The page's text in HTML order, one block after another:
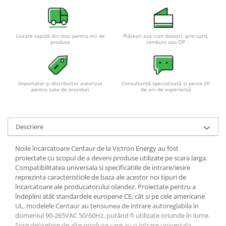
Redresoare, incarcatoare si testere
Redresoare auto, moto, barci si
stationare
UPS pentru centrale termice si
sisteme de urgenta - acumulator
extern
UPS Calculatoare si Servere
Stabilizatoare Tensiune
PDUs unitati de distributie a
energiei electrice
Cabinete baterii
Acumulatori UPS
Drumetii / Camping
Accesorii
Frigidere portabile
Livrare rapidă din stoc pentru mii de
produse
Plătești așa cum dorești, prin card,
ramburs sau OP
Importator și distribuitor autorizat
pentru sute de branduri
Consultanță specializată și peste 20
de ani de experiență
Descriere
Noile încarcatoare Centaur de la Victron Energy au fost
proiectate cu scopul de a deveni produse utilizate pe scara larga.
Compatibilitatea universala si specificatiile de intrare/iesire
reprezinta caracteristicile de baza ale acestor noi tipuri de
încarcatoare ale producatorului olandez. Proiectate pentru a
îndeplini atât standardele europene CE, cât si pe cele americane
UL, modelele Centaur au tensiunea de intrare autoreglabila în
domeniul 90-265VAC 50/60Hz, putând fi utilizate oriunde în lume.